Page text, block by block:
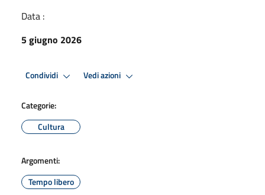
Data :
5 giugno 2026
Condividi Vedi azioni
Categorie:
Cultura
Argomenti:
Tempo libero